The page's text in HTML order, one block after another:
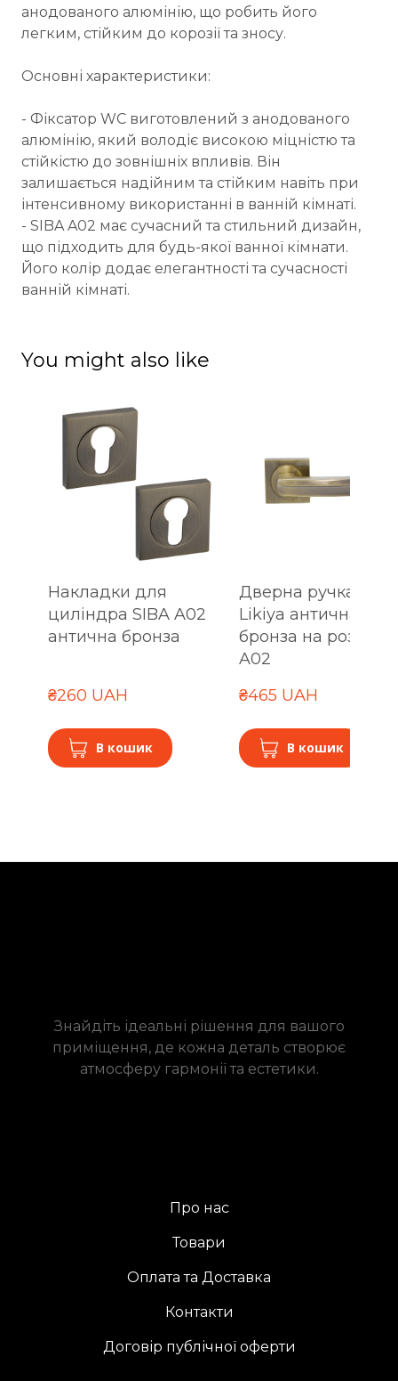
анодованого алюмінію, що робить його
легким, стійким до корозії та зносу.
Основні характеристики:
- Фіксатор WC виготовлений з анодованого
алюмінію, який володіє високою міцністю та
стійкістю до зовнішніх впливів. Він
залишається надійним та стійким навіть при
інтенсивному використанні в ванній кімнаті.
- SIBA A02 має сучасний та стильний дизайн,
що підходить для будь-якої ванної кімнати.
Його колір додає елегантності та сучасності
ванній кімнаті.
You might also like
Накладки для
циліндра SIBA A02
антична бронза
₴260 UAH
В кошик
Дверна ручка SIBA
Likiya антична
бронза на розетці
A02
₴465 UAH
В кошик
Знайдіть ідеальні рішення для вашого
приміщення, де кожна деталь створює
атмосферу гармонії та естетики.
Про нас
Товари
Оплата та Доставка
Контакти
Договір публічної оферти